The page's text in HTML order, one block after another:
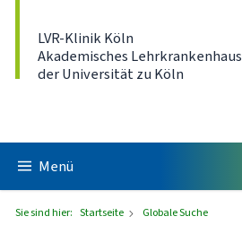
LVR-Klinik Köln
Akademisches Lehrkrankenhaus
der Universität zu Köln
Menü
Sie sind hier: Startseite Globale Suche